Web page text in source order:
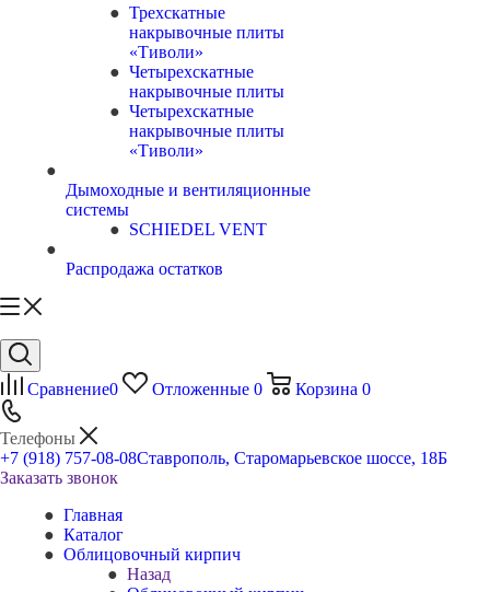
Трехскатные
накрывочные плиты
«Тиволи»
Четырехскатные
накрывочные плиты
Четырехскатные
накрывочные плиты
«Тиволи»
Дымоходные и вентиляционные
системы
SCHIEDEL VENT
Распродажа остатков
Сравнение0 Отложенные 0 Корзина 0
Телефоны
+7 (918) 757-08-08Ставрополь, Старомарьевское шоссе, 18Б
Заказать звонок
Главная
Каталог
Облицовочный кирпич
Назад